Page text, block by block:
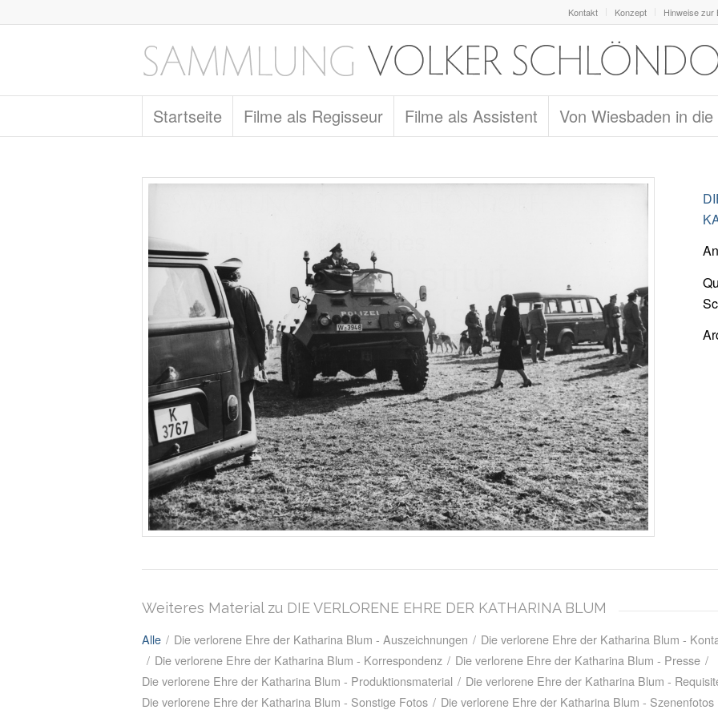
Kontakt Konzept Hinweise zur
Startseite Filme als Regisseur Filme als Assistent Von Wiesbaden in die
Weiteres Material zu DIE VERLORENE EHRE DER KATHARINA BLUM
Alle / Die verlorene Ehre der Katharina Blum - Auszeichnungen / Die verlorene Ehre der Katharina Blum -
/ Die verlorene Ehre der Katharina Blum - Korrespondenz / Die verlorene Ehre der Katharina Blum - Presse /
Die verlorene Ehre der Katharina Blum - Produktionsmaterial / Die verlorene Ehre der Katharina Blum -
Die verlorene Ehre der Katharina Blum - Sonstige Fotos / Die verlorene Ehre der Katharina Blum - Szenenfotos